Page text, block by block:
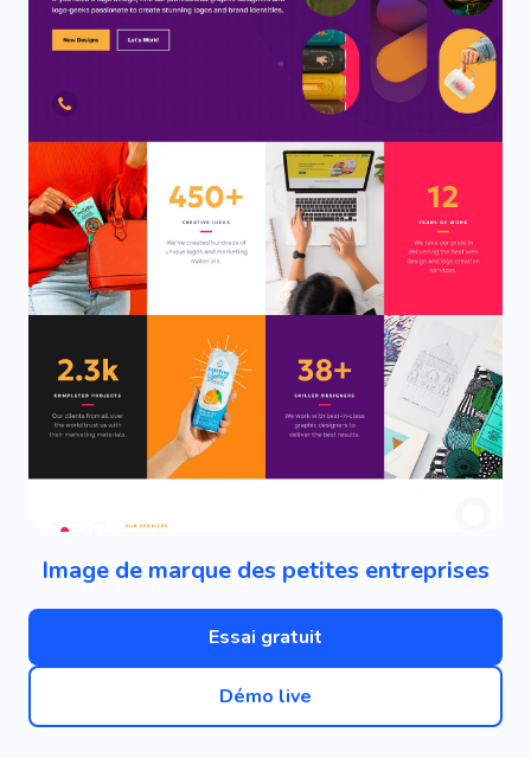
Image de marque des petites entreprises
Essai gratuit
Démo live